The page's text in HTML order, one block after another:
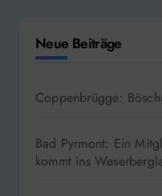
Neue Beiträge
Coppenbrügge:
Bad Pyrmont: Ein
kommt ins